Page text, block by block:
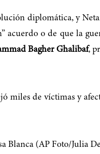
diplomática, y
acuerdo o de que la
Bagher Ghalibaf,
miles de víctimas y